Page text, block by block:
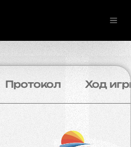
Протокол Ход